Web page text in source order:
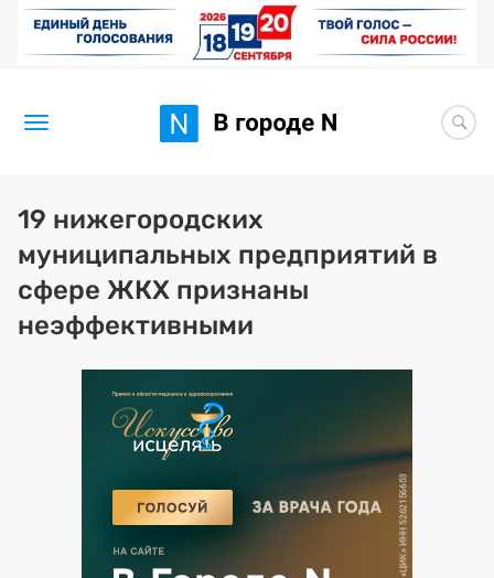
Новости
Статьи
Здоровье
Искусство исцелять
Премия 2026 (текущая)
Премия 2025
19 нижегородских
муниципальных предприятий в
сфере ЖКХ признаны
неэффективными